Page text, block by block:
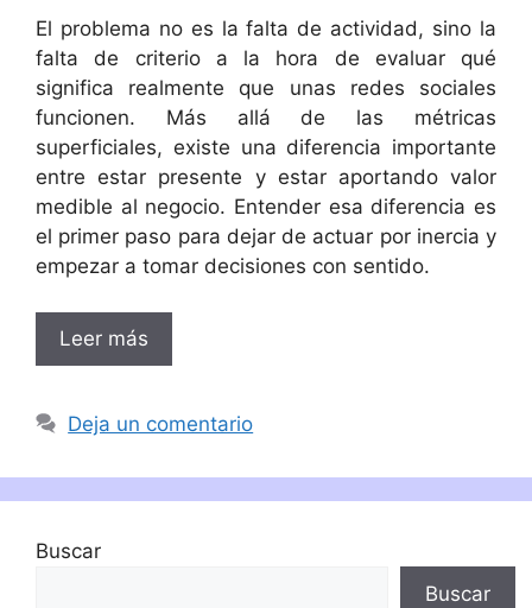
El problema no es la falta de actividad, sino la
falta de criterio a la hora de evaluar qué
significa realmente que unas redes sociales
funcionen. Más allá de las métricas
superficiales, existe una diferencia importante
entre estar presente y estar aportando valor
medible al negocio. Entender esa diferencia es
el primer paso para dejar de actuar por inercia y
empezar a tomar decisiones con sentido.
Leer más
Deja un comentario
Buscar
Buscar